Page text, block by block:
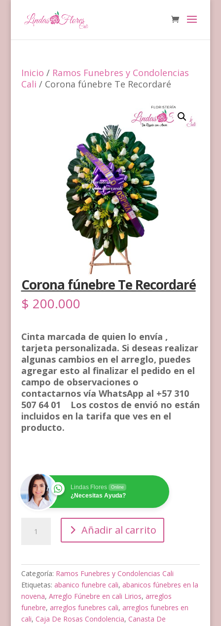
Inicio / Ramos Funebres y Condolencias
Cali / Corona fúnebre Te Recordaré
Corona fúnebre Te Recordaré
$ 200.000
Cinta marcada de quien lo envía ,
tarjeta personalizada. Si deseas realizar
algunas cambios en el arreglo, puedes
agregar esto al finalizar el pedido en el
campo de observaciones o
contactarnos vía WhatsApp al +57 310
507 64 01 Los costos de envió no están
incluidos en la tarifa que ves en el
producto.
Lindas Flores Online
¿Necesitas Ayuda?
fúnebre
cantidad
Añadir al carrito
Categoría: Ramos Funebres y Condolencias Cali
Etiquetas: abanico funebre cali, abanicos fúnebres en la
novena, Arreglo Fúnebre en cali Lirios, arreglos
funebre, arreglos funebres cali, arreglos funebres en
cali, Caja De Rosas Condolencia, Canasta De